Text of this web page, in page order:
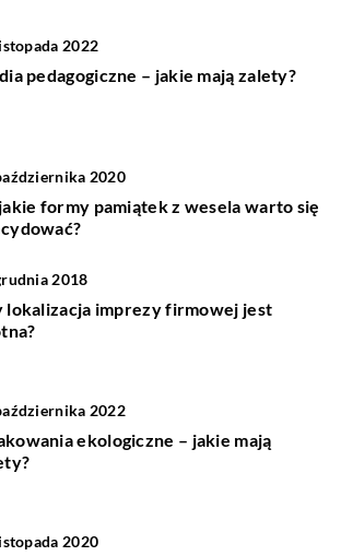
2022
pedagogiczne – jakie mają zalety?
2020
formy pamiątek z wesela warto się
2018
lokalizacja imprezy firmowej jest
2022
ekologiczne – jakie mają
2020